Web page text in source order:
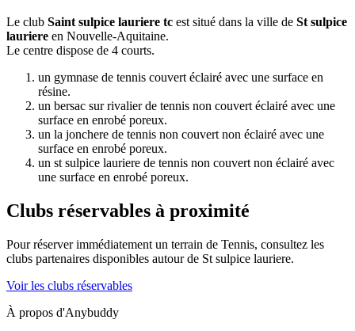
Le club Saint sulpice lauriere tc est situé dans la ville de St sulpice
lauriere en Nouvelle-Aquitaine.
Le centre dispose de 4 courts.
un gymnase de tennis couvert éclairé avec une surface en
résine.
un bersac sur rivalier de tennis non couvert éclairé avec une
surface en enrobé poreux.
un la jonchere de tennis non couvert non éclairé avec une
surface en enrobé poreux.
un st sulpice lauriere de tennis non couvert non éclairé avec
une surface en enrobé poreux.
Clubs réservables à proximité
Pour réserver immédiatement un terrain de Tennis, consultez les
clubs partenaires disponibles autour de St sulpice lauriere.
Voir les clubs réservables
À propos d'Anybuddy